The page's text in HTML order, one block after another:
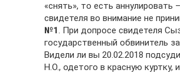
«снять», то есть аннулировать
свидетеля во внимание не
№1. При допросе свидетеля
государственный обвинитель
Видели ли вы 20.02.2018
Н.О., одетого в красную куртку,